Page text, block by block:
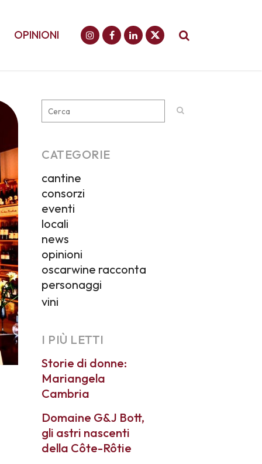
OPINIONI
CATEGORIE
cantine
consorzi
eventi
locali
news
opinioni
oscarwine racconta
personaggi
vini
I PIÙ LETTI
Storie di donne:
Mariangela
Cambria
Domaine G&J Bott,
gli astri nascenti
della Côte-Rôtie